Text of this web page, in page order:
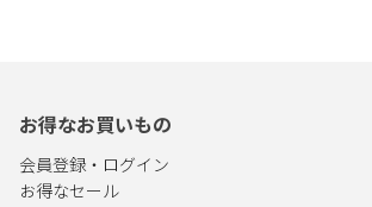
お得なお買いもの
会員登録・ログイン
お得なセール